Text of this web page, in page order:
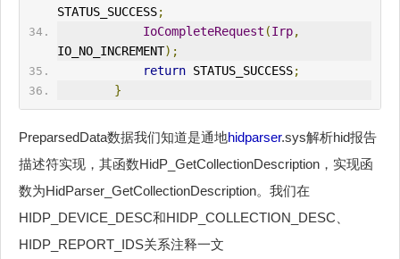
STATUS_SUCCESS;
IoCompleteRequest (Irp,
IO_NO_INCREMENT);
return STATUS_SUCCESS;
}
PreparsedData数据我们知道是通地hidparser.sys解析hid报告
描述符实现，其函数HidP_GetCollectionDescription，实现函
数为HidParser_GetCollectionDescription。我们在
HIDP_DEVICE_DESC和HIDP_COLLECTION_DESC、
HIDP_REPORT_IDS关系注释一文